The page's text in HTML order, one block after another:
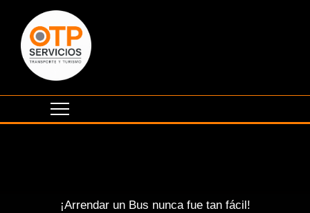
¡Arrendar un Bus nunca fue tan fácil!